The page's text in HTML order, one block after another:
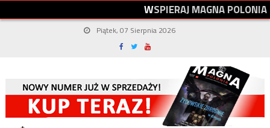
WSPIERAJMAGNAPOLONIA
Piątek, 07 Sierpnia 2026